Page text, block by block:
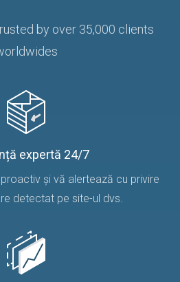
by over 35,000 clients
expertă 24/7
și vă alertează cu privire
detectat pe site-ul dvs.